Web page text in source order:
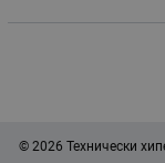
© 2026 Технически